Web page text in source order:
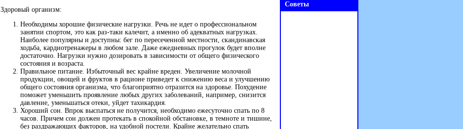
Здоровый организм:
Необходимы хорошие физические нагрузки. Речь не идет о профессиональном
занятии спортом, это как раз-таки калечит, а именно об адекватных нагрузках.
Наиболее популярны и доступны: бег по пересеченной местности, скандинавская
ходьба, кардиотренажеры в любом зале. Даже ежедневных прогулок будет вполне
достаточно. Нагрузки нужно дозировать в зависимости от общего физического
состояния и возраста.
Правильное питание. Избыточный вес крайне вреден. Увеличение молочной
продукции, овощей и фруктов в рационе приведет к снижению веса и улучшению
общего состояния организма, что благоприятно отразится на здоровье. Похудение
поможет уменьшить проявление любых других заболеваний, например, снизится
давление, уменьшаться отеки, уйдет тахикардия.
Хороший сон. Впрок выспаться не получится, необходимо ежесуточно спать по 8
часов. Причем сон должен протекать в спокойной обстановке, в темноте и тишине,
без раздражающих факторов, на удобной постели. Крайне желательно спать
Советы